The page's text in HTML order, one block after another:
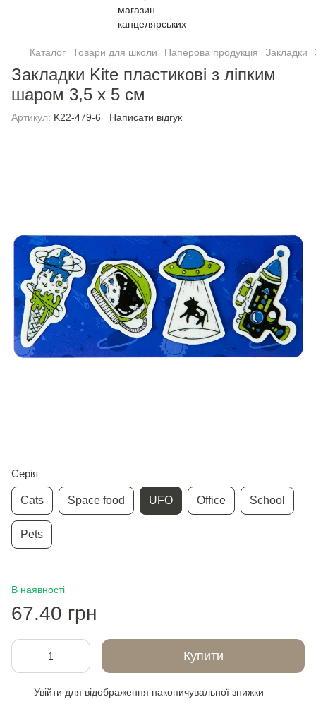
Каталог Товари для школи Паперова продукція Закладки
Закладки Kite пластикові з ліпким
шаром 3,5 х 5 см
Артикул: K22-479-6 Написати відгук
Серія
Cats Space food UFO Office School
Pets
В наявності
67.40 грн
Купити
Увійти для відображення накопичувальної знижки